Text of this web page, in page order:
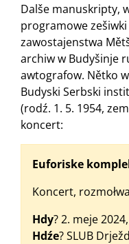
Dalše manuskripty,
programowe
zawostajenstwa
archiw w Budyšinje
awtografow. Nětko
Budyski Serbski
(rodź. 1. 5. 1954,
koncert:
Euforiske
Koncert,
Hdy? 2. meje
Hdźe? SLUB